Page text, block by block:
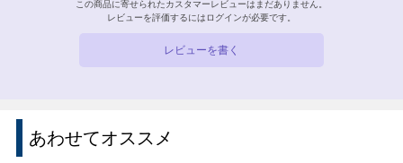
この商品に寄せられたカスタマーレビューはまだありません。
レビューを評価するには ログインが必要です。
レビューを書く
あわせてオススメ